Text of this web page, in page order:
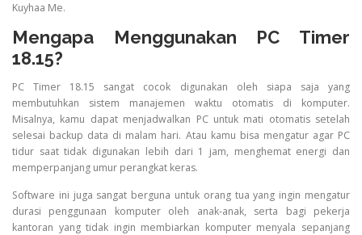
Kuyhaa Me.
Mengapa Menggunakan PC Timer
18.15?
PC Timer 18.15 sangat cocok digunakan oleh siapa saja yang
membutuhkan sistem manajemen waktu otomatis di komputer.
Misalnya, kamu dapat menjadwalkan PC untuk mati otomatis setelah
selesai backup data di malam hari. Atau kamu bisa mengatur agar PC
tidur saat tidak digunakan lebih dari 1 jam, menghemat energi dan
memperpanjang umur perangkat keras.
Software ini juga sangat berguna untuk orang tua yang ingin mengatur
durasi penggunaan komputer oleh anak-anak, serta bagi pekerja
kantoran yang tidak ingin membiarkan komputer menyala sepanjang